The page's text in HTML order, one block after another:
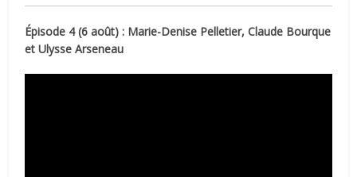
Épisode 4 (6 août) : Marie-Denise Pelletier, Claude Bourque
et Ulysse Arseneau